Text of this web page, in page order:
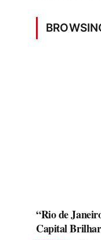
“Rio de
Capital